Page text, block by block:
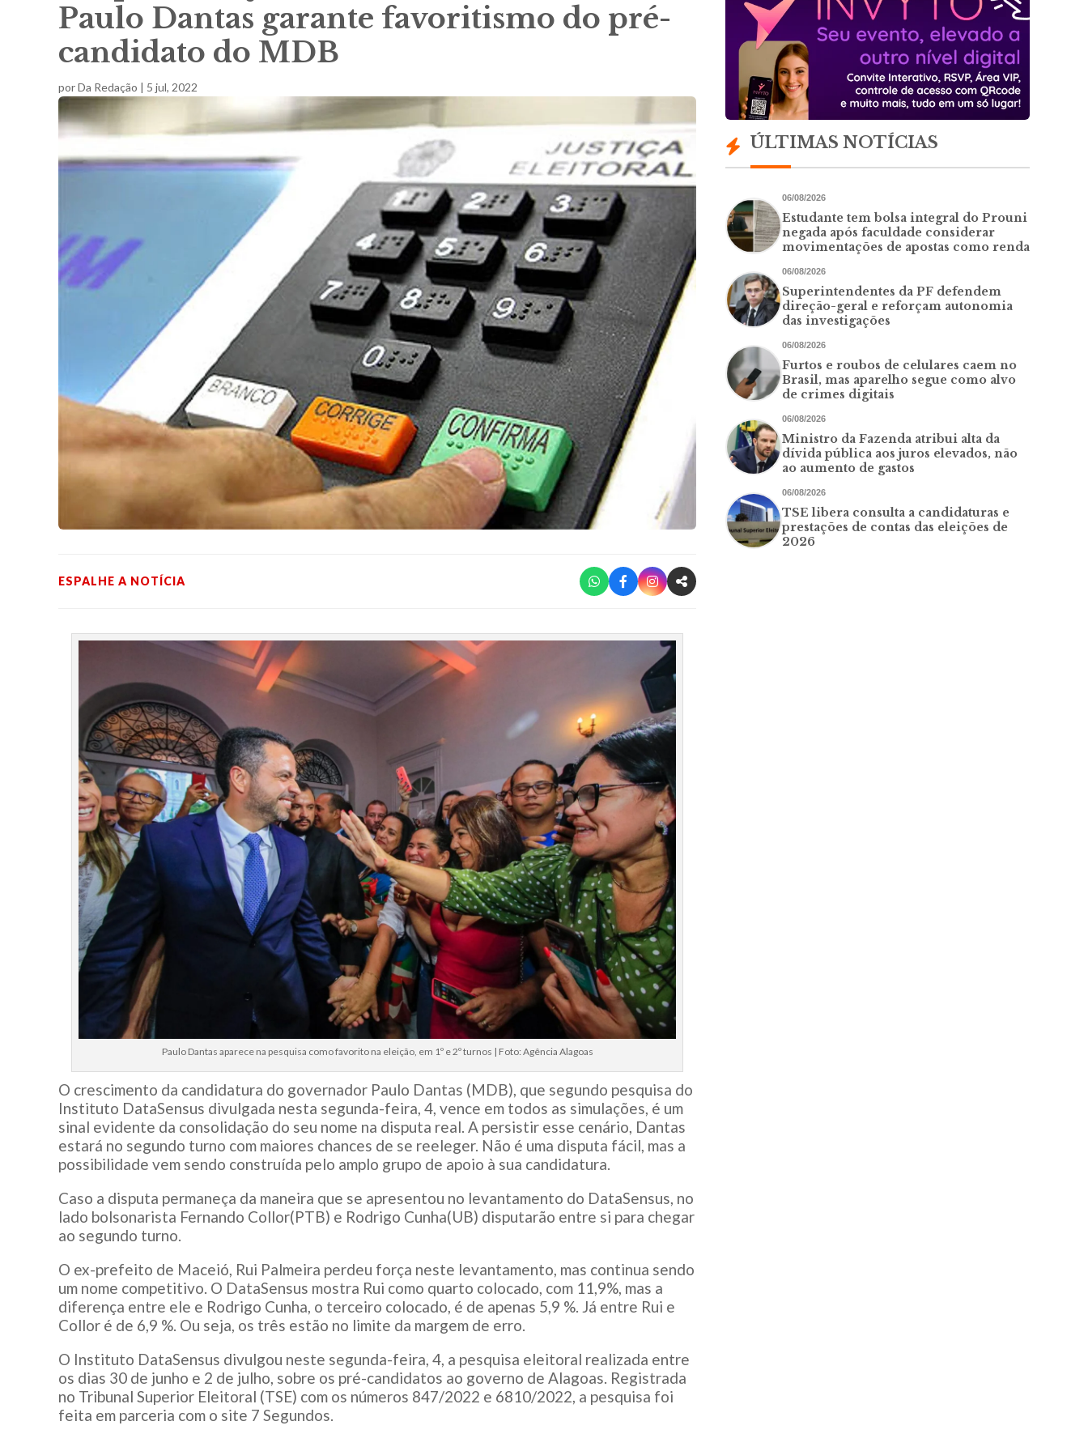
Paulo Dantas garante favoritismo do pré-
candidato do MDB
porDa Redação 5 jul, 2022
ESPALHE A NOTÍCIA
Paulo Dantas aparece na pesquisa como favorito na eleição, em 1º e 2º turnos | Foto: Agência Alagoas
O crescimento da candidatura do governador Paulo Dantas (MDB), que segundo pesquisa do
Instituto DataSensus divulgada nesta segunda-feira, 4, vence em todos as simulações, é um
sinal evidente da consolidação do seu nome na disputa real. A persistir esse cenário, Dantas
estará no segundo turno com maiores chances de se reeleger. Não é uma disputa fácil, mas a
possibilidade vem sendo construída pelo amplo grupo de apoio à sua candidatura.
Caso a disputa permaneça da maneira que se apresentou no levantamento do DataSensus, no
lado bolsonarista Fernando Collor(PTB) e Rodrigo Cunha(UB) disputarão entre si para chegar
ao segundo turno.
O ex-prefeito de Maceió, Rui Palmeira perdeu força neste levantamento, mas continua sendo
um nome competitivo. O DataSensus mostra Rui como quarto colocado, com 11,9%, mas a
diferença entre ele e Rodrigo Cunha, o terceiro colocado, é de apenas 5,9 %. Já entre Rui e
Collor é de 6,9 %. Ou seja, os três estão no limite da margem de erro.
O Instituto DataSensus divulgou neste segunda-feira, 4, a pesquisa eleitoral realizada entre
os dias 30 de junho e 2 de julho, sobre os pré-candidatos ao governo de Alagoas. Registrada
no Tribunal Superior Eleitoral (TSE) com os números 847/2022 e 6810/2022, a pesquisa foi
feita em parceria com o site 7 Segundos.
ÚLTIMAS NOTÍCIAS
06/08/2026
Estudante tem bolsa integral do Prouni
negada após faculdade considerar
movimentações de apostas como renda
06/08/2026
Superintendentes da PF defendem
direção-geral e reforçam autonomia
das investigações
06/08/2026
Furtos e roubos de celulares caem no
Brasil, mas aparelho segue como alvo
de crimes digitais
06/08/2026
Ministro da Fazenda atribui alta da
dívida pública aos juros elevados, não
ao aumento de gastos
06/08/2026
TSE libera consulta a candidaturas e
prestações de contas das eleições de
2026